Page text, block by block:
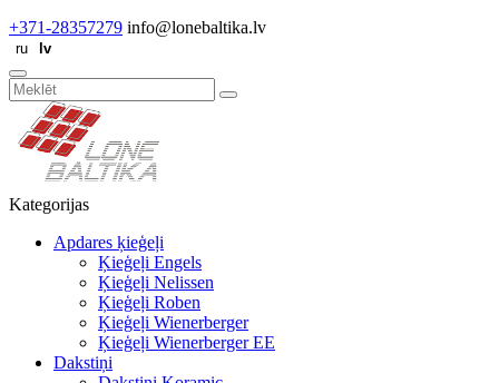
+371-28357279 info@lonebaltika.lv
Kategorijas
Apdares ķieģeļi
Ķieģeļi Engels
Ķieģeļi Nelissen
Ķieģeļi Roben
Ķieģeļi Wienerberger
Ķieģeļi Wienerberger EE
Dakstiņi